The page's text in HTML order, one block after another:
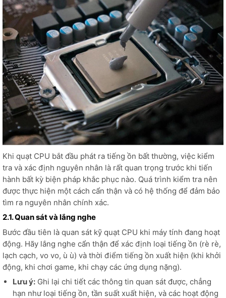
Khi quạt CPU bắt đầu phát ra tiếng ồn bất thường, việc kiểm
tra và xác định nguyên nhân là rất quan trọng trước khi tiến
hành bất kỳ biện pháp khắc phục nào. Quá trình kiểm tra nên
được thực hiện một cách cẩn thận và có hệ thống để đảm bảo
tìm ra nguyên nhân chính xác.
2.1. Quan sát và lắng nghe
Bước đầu tiên là quan sát kỹ quạt CPU khi máy tính đang hoạt
động. Hãy lắng nghe cẩn thận để xác định loại tiếng ồn (rè rè,
lạch cạch, vo vo, ù ù) và thời điểm tiếng ồn xuất hiện (khi khởi
động, khi chơi game, khi chạy các ứng dụng nặng).
Lưu ý:Ghi lại chi tiết các thông tin quan sát được, chẳng
hạn như loại tiếng ồn, tần suất xuất hiện, và các hoạt động